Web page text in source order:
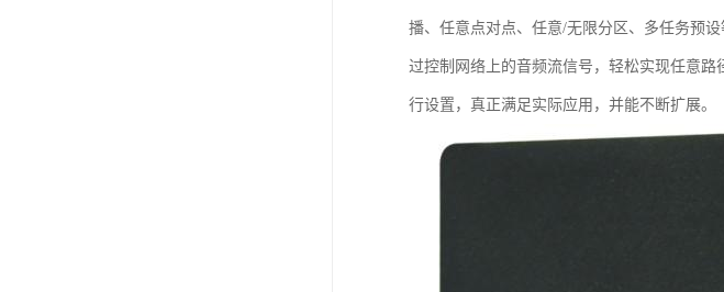
播、任意点对点、任意/无限分区、多任务预
过控制网络上的音频流信号，轻松实现任意
行设置，真正满足实际应用，并能不断扩展。